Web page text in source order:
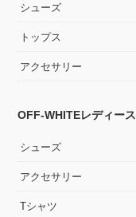
シューズ
トップス
アクセサリー
OFF-WHITEレディース
シューズ
アクセサリー
Tシャツ